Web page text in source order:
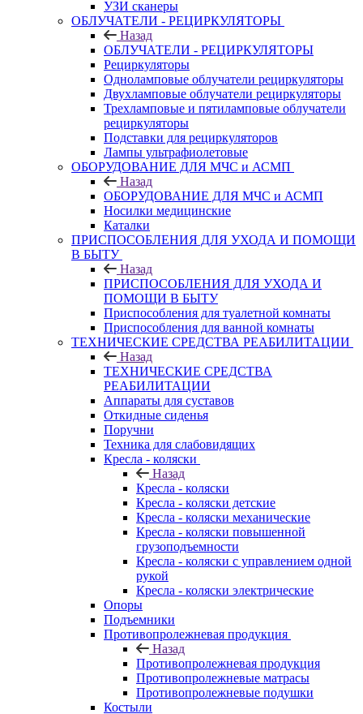
УЗИ сканеры
ОБЛУЧАТЕЛИ - РЕЦИРКУЛЯТОРЫ
Назад
ОБЛУЧАТЕЛИ - РЕЦИРКУЛЯТОРЫ
Рециркуляторы
Одноламповые облучатели рециркуляторы
Двухламповые облучатели рециркуляторы
Трехламповые и пятиламповые облучатели
рециркуляторы
Подставки для рециркуляторов
Лампы ультрафиолетовые
ОБОРУДОВАНИЕ ДЛЯ МЧС и АСМП
Назад
ОБОРУДОВАНИЕ ДЛЯ МЧС и АСМП
Носилки медицинские
Каталки
ПРИСПОСОБЛЕНИЯ ДЛЯ УХОДА И ПОМОЩИ
В БЫТУ
Назад
ПРИСПОСОБЛЕНИЯ ДЛЯ УХОДА И
ПОМОЩИ В БЫТУ
Приспособления для туалетной комнаты
Приспособления для ванной комнаты
ТЕХНИЧЕСКИЕ СРЕДСТВА РЕАБИЛИТАЦИИ
Назад
ТЕХНИЧЕСКИЕ СРЕДСТВА
РЕАБИЛИТАЦИИ
Аппараты для суставов
Откидные сиденья
Поручни
Техника для слабовидящих
Кресла - коляски
Назад
Кресла - коляски
Кресла - коляски детские
Кресла - коляски механические
Кресла - коляски повышенной
грузоподъемности
Кресла - коляски с управлением одной
рукой
Кресла - коляски электрические
Опоры
Подъемники
Противопролежневая продукция
Назад
Противопролежневая продукция
Противопролежневые матрасы
Противопролежневые подушки
Костыли